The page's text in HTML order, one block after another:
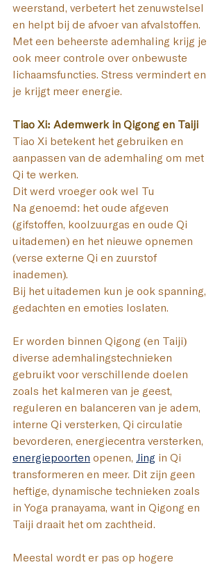
weerstand, verbetert het zenuwstelsel
en helpt bij de afvoer van afvalstoffen.
Met een beheerste ademhaling krijg je
ook meer controle over onbewuste
lichaamsfuncties. Stress vermindert en
je krijgt meer energie.
Tiao Xi: Ademwerk in Qigong en Taiji
Tiao Xi betekent het gebruiken en
aanpassen van de ademhaling om met
Qi te werken.
Dit werd vroeger ook wel Tu
Na genoemd: het oude afgeven
(gifstoffen, koolzuurgas en oude Qi
uitademen) en het nieuwe opnemen
(verse externe Qi en zuurstof
inademen).
Bij het uitademen kun je ook spanning,
gedachten en emoties loslaten.
Er worden binnen Qigong (en Taiji)
diverse ademhalingstechnieken
gebruikt voor verschillende doelen
zoals het kalmeren van je geest,
reguleren en balanceren van je adem,
interne Qi versterken, Qi circulatie
bevorderen, energiecentra versterken,
energiepoorten openen, Jing in Qi
transformeren en meer. Dit zijn geen
heftige, dynamische technieken zoals
in Yoga pranayama, want in Qigong en
Taiji draait het om zachtheid.
Meestal wordt er pas op hogere